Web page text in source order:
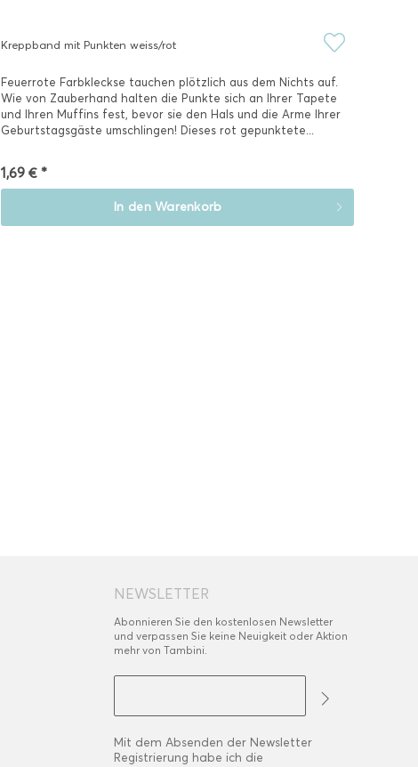
Kreppband mit Punkten weiss/rot
Feuerrote Farbkleckse tauchen plötzlich aus dem Nichts auf.
Wie von Zauberhand halten die Punkte sich an Ihrer Tapete
und Ihren Muffins fest, bevor sie den Hals und die Arme Ihrer
Geburtstagsgäste umschlingen! Dieses rot gepunktete...
1,69 € *
In den Warenkorb
NEWSLETTER
Abonnieren Sie den kostenlosen Newsletter
und verpassen Sie keine Neuigkeit oder Aktion
mehr von Tambini.
Mit dem Absenden der Newsletter
Registrierung habe ich die